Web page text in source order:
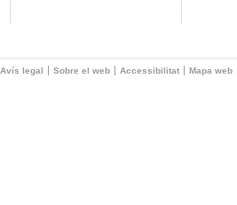
Avís legal Sobre el web Accessibilitat Mapa web